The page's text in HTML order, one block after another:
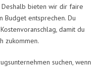
Deshalb bieten wir dir faire
Budget entsprechen. Du
damit du
zukommen.
suchen, wenn